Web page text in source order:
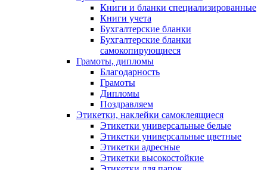
Книги и бланки специализированные
Книги учета
Бухгалтерские бланки
Бухгалтерские бланки
самокопирующиеся
Грамоты, дипломы
Благодарность
Грамоты
Дипломы
Поздравляем
Этикетки, наклейки самоклеящиеся
Этикетки универсальные белые
Этикетки универсальные цветные
Этикетки адресные
Этикетки высокостойкие